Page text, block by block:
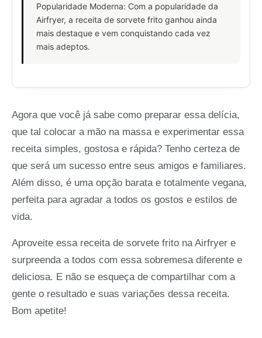
Popularidade Moderna: Com a popularidade da
Airfryer, a receita de sorvete frito ganhou ainda
mais destaque e vem conquistando cada vez
mais adeptos.
Agora que você já sabe como preparar essa delícia,
que tal colocar a mão na massa e experimentar essa
receita simples, gostosa e rápida? Tenho certeza de
que será um sucesso entre seus amigos e familiares.
Além disso, é uma opção barata e totalmente vegana,
perfeita para agradar a todos os gostos e estilos de
vida.
Aproveite essa receita de sorvete frito na Airfryer e
surpreenda a todos com essa sobremesa diferente e
deliciosa. E não se esqueça de compartilhar com a
gente o resultado e suas variações dessa receita.
Bom apetite!